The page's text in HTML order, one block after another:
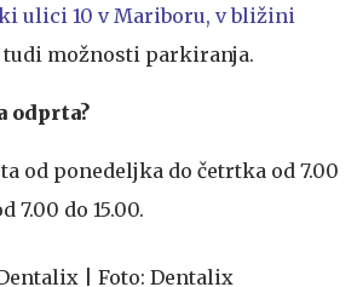
ulici 10 v Mariboru, v bližini
tudi možnosti parkiranja.
odprta?
od ponedeljka do četrtka od 7.00
7.00 do 15.00.